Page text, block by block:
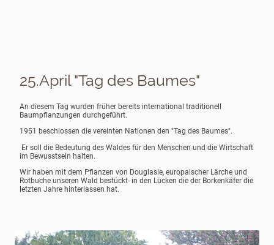
25.April "Tag des Baumes"
An diesem Tag wurden früher bereits international traditionell
Baumpflanzungen durchgeführt.
1951 beschlossen die vereinten Nationen den "Tag des Baumes".
Er soll die Bedeutung des Waldes für den Menschen und die Wirtschaft
im Bewusstsein halten.
Wir haben mit dem Pflanzen von Douglasie, europaischer Lärche und
Rotbuche unseren Wald bestückt- in den Lücken die der Borkenkäfer die
letzten Jahre hinterlassen hat.